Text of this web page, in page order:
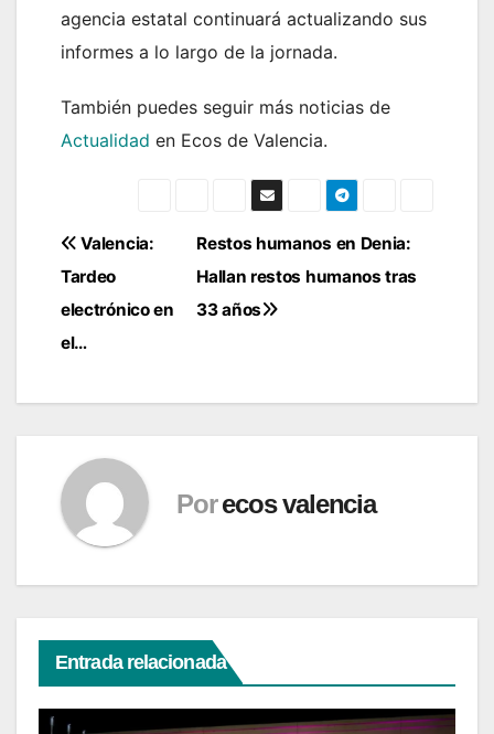
agencia estatal continuará actualizando sus
informes a lo largo de la jornada.
También puedes seguir más noticias de
Actualidad en Ecos de Valencia.
Navegación
de
entradas
Restos humanos en Denia:
Hallan restos humanos tras
33 años
Valencia:
Tardeo
electrónico en
el…
Por ecos valencia
Entrada relacionada